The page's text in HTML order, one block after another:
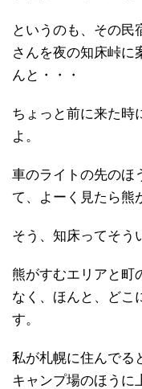
というのも、その民
さんを夜の知床峠に
んと・・・
ちょっと前に来た時
よ。
車のライトの先のほ
て、よーく見たら熊
そう、知床ってそう
熊がすむエリアと町
なく、ほんと、どこ
す。
私が札幌に住んでる
キャンプ場のほうに